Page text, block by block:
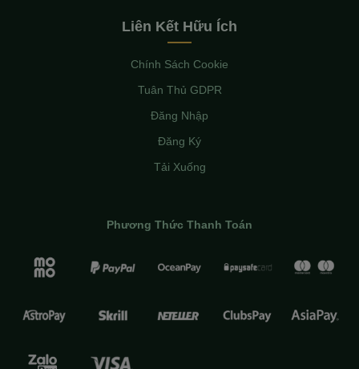
Liên Kết Hữu Ích
Chính Sách Cookie
Tuân Thủ GDPR
Đăng Nhập
Đăng Ký
Tải Xuống
Phương Thức Thanh Toán